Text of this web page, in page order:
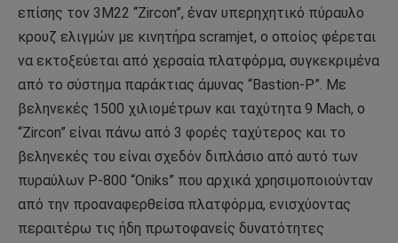
επίσης τον 3M22 “Zircon”, έναν υπερηχητικό πύραυλο
κρουζ ελιγμών με κινητήρα scramjet, ο οποίος φέρεται
να εκτοξεύεται από χερσαία πλατφόρμα, συγκεκριμένα
από το σύστημα παράκτιας άμυνας “Bastion-P”. Με
βεληνεκές 1500 χιλιομέτρων και ταχύτητα 9 Mach, ο
“Zircon” είναι πάνω από 3 φορές ταχύτερος και το
βεληνεκές του είναι σχεδόν διπλάσιο από αυτό των
πυραύλων P-800 “Oniks” που αρχικά χρησιμοποιούνταν
από την προαναφερθείσα πλατφόρμα, ενισχύοντας
περαιτέρω τις ήδη πρωτοφανείς δυνατότητες